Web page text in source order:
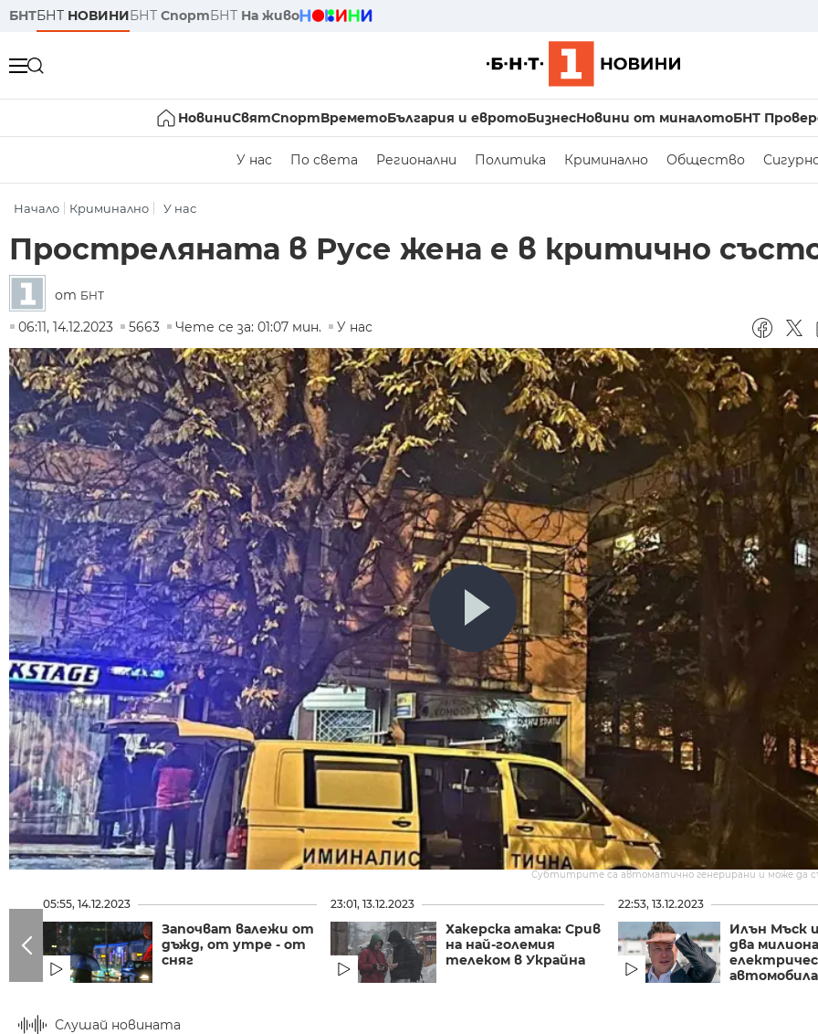
БНТБНТ НОВИНИБНТ СпортБНТ На живо
НовиниСвятСпортВреметоБългария и евротоБизнесНовини от миналотоБНТ
У нас По света Регионални Политика Криминално Общество
Начало Криминално У нас
Простреляната в Русе жена е в критично
от БНТ
06:11, 14.12.2023
5663 Чете се за: 01:07 мин. У нас
Субтитрите са автоматично генерирани и може да
05:55, 14.12.2023
Започват валежи от
дъжд, от утре - от
сняг
23:01, 13.12.2023
Хакерска атака: Срив
на най-големия
телеком в Украйна
22:53, 13.12.2023
Илън Мъск
два милиона
автомобила
Слушай новината